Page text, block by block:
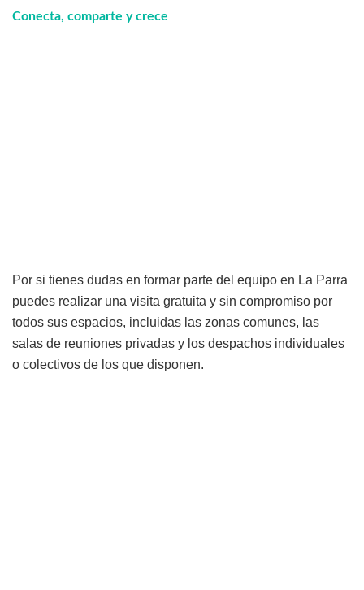
Conecta, comparte y crece
Por si tienes dudas en formar parte del equipo en La Parra
puedes realizar una visita gratuita y sin compromiso por
todos sus espacios, incluidas las zonas comunes, las
salas de reuniones privadas y los despachos individuales
o colectivos de los que disponen.